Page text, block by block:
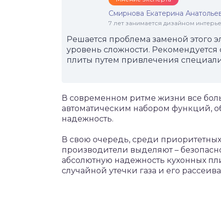
Смирнова Екатерина
7 лет занимается дизайном
Решается проблема заменой этого
уровень сложности.
плиты путем привлечения
В современном ритме жизни все
автоматическим набором функций,
надежность.
В свою очередь, среди
производители выделяют –
абсолютную надежность кухонных
случайной утечки газа и его